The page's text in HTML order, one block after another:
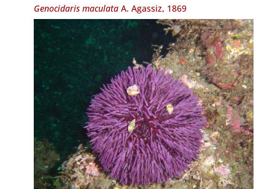
Genocidaris maculataA. Agassiz, 1869